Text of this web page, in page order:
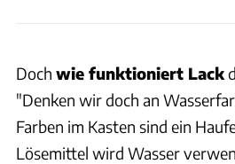
Doch wie funktioniert Lack
"Denken wir doch an
Farben im Kasten sind ein
Lösemittel wird Wasser